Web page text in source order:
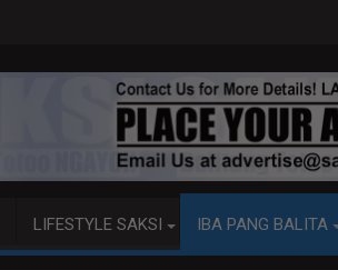
LIFESTYLE SAKSI IBA PANG BALITA